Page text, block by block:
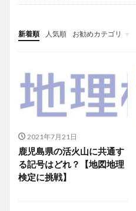
新着順 人気順
お勧めカテゴリ
投稿
学び
マンガ
電子書籍
2021年7月21日
鹿児島県の活火山に共通す
る記号はどれ？【地図地理
検定に挑戦】